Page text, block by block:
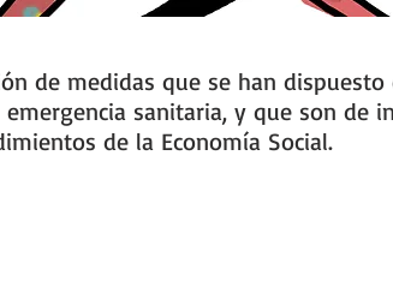
de medidas que se han
sanitaria, y que son de
de la Economía Social.